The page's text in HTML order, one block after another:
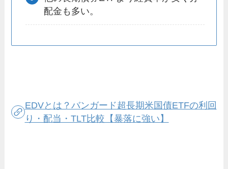
配金も多い。
EDVとは？バンガード超長期米国債ETFの利回
り・配当・TLT比較【暴落に強い】